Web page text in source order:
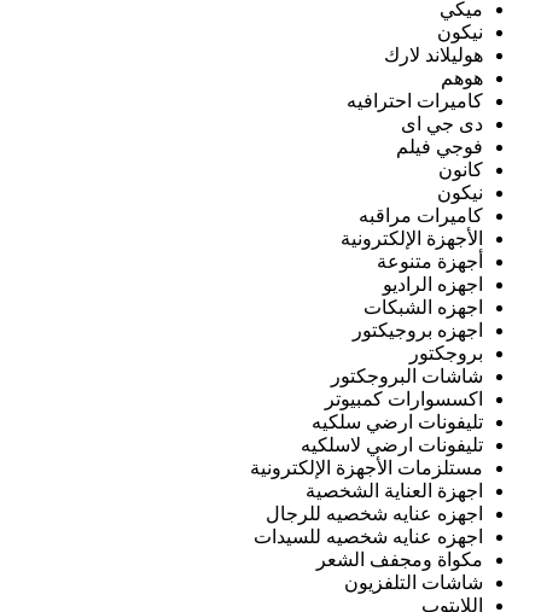
ميكي
نيكون
هوليلاند لارك
هوهم
كاميرات احترافيه
دى جي اى
فوجي فيلم
كانون
نيكون
كاميرات مراقبه
الأجهزة الإلكترونية
أجهزة متنوعة
اجهزه الراديو
اجهزه الشبكات
اجهزه بروجيكتور
بروجكتور
شاشات البروجكتور
اكسسوارات كمبيوتر
تليفونات ارضي سلكيه
تليفونات ارضي لاسلكيه
مستلزمات الأجهزة الإلكترونية
اجهزة العناية الشخصية
اجهزه عنايه شخصيه للرجال
اجهزه عنايه شخصيه للسيدات
مكواة ومجفف الشعر
شاشات التلفزيون
اللابتوب